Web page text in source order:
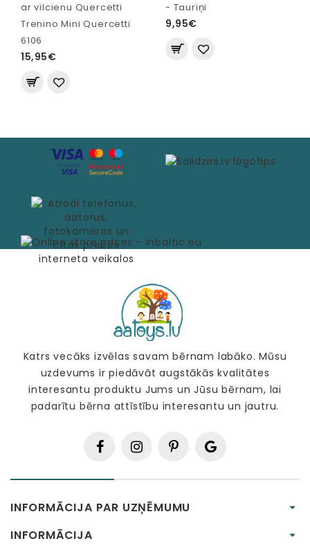
ar vilcienu Quercetti
Trenino Mini Quercetti
6106
15,95€
- Tauriņi
9,95€
Katrs vecāks izvēlas savam bērnam labāko. Mūsu
uzdevums ir piedāvāt augstākās kvalitātes
interesantu produktu Jums un Jūsu bērnam, lai
padarītu bērna attīstību interesantu un jautru.
INFORMĀCIJA PAR UZŅĒMUMU
INFORMĀCIJA